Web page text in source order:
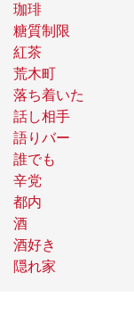
珈琲
糖質制限
紅茶
荒木町
落ち着いた
話し相手
語りバー
誰でも
辛党
都内
酒
酒好き
隠れ家